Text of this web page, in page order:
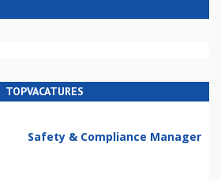
TOPVACATURES
Safety & Compliance Manager